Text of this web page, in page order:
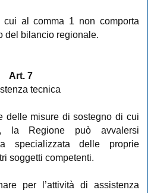
al comma 1 non comporta
del bilancio regionale.
Art. 7
tecnica
delle misure di sostegno di cui
la Regione può avvalersi
specializzata delle proprie
soggetti competenti.
per l’attività di assistenza